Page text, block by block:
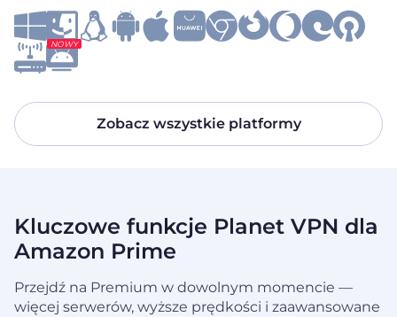
NOWY
Zobacz wszystkie platformy
Kluczowe funkcje Planet VPN dla
Amazon Prime
Przejdź na Premium w dowolnym momencie —
więcej serwerów, wyższe prędkości i zaawansowane